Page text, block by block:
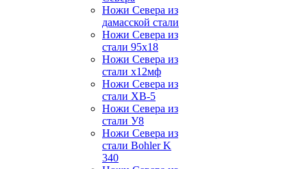
Ножи Севера из
дамасской стали
Ножи Севера из
стали 95х18
Ножи Севера из
стали х12мф
Ножи Севера из
стали ХВ-5
Ножи Севера из
стали У8
Ножи Севера из
стали Bohler K
340